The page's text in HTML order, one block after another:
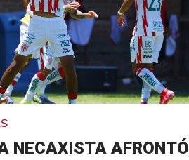
NECAXISTA AFRONTÓ